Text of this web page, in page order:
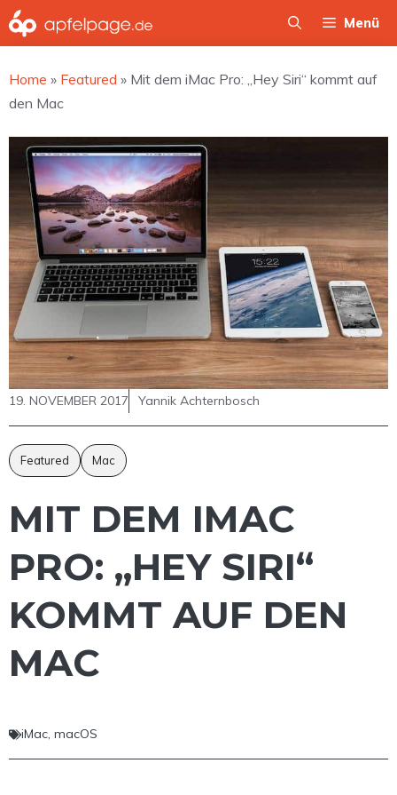
Zum
Inhalt
Menü
Home » Featured » Mit dem iMac Pro: „Hey Siri“ kommt auf
den Mac
19. NOVEMBER 2017 Yannik Achternbosch
Featured Mac
MIT DEM IMAC
PRO: „HEY SIRI“
KOMMT AUF DEN
MAC
iMac, macOS